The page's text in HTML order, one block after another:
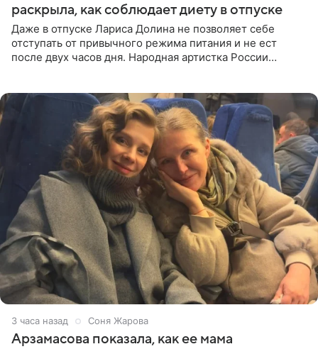
раскрыла, как соблюдает диету в отпуске
Даже в отпуске Лариса Долина не позволяет себе
отступать от привычного режима питания и не ест
после двух часов дня. Народная артистка России
3 часа назад Соня Жарова
Арзамасова показала, как ее мама